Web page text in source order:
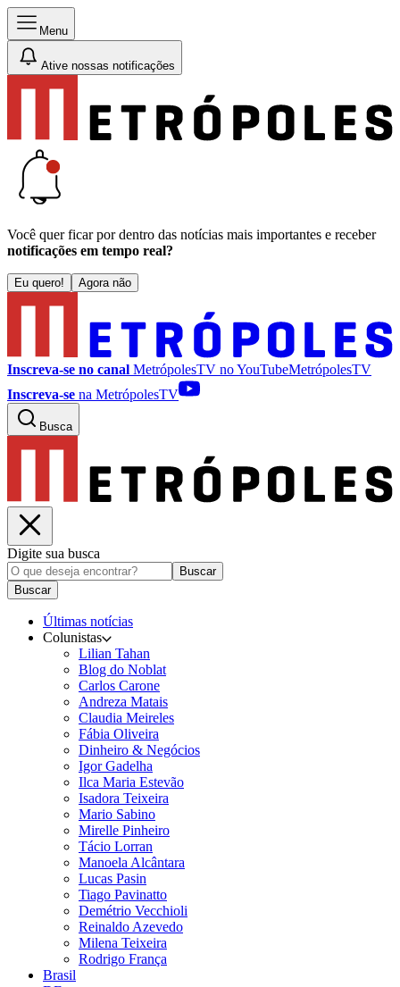
Menu
Ative nossas notificações
Você quer ficar por dentro das notícias mais importantes e receber
notificações em tempo real?
Eu quero! Agora não
Inscreva-se no canal MetrópolesTV noYouTubeMetrópolesTV
Inscreva-se na MetrópolesTV
Busca
Digite sua busca
Buscar
Buscar
Últimas notícias
Colunistas
Lilian Tahan
Blog do Noblat
Carlos Carone
Andreza Matais
Claudia Meireles
Fábia Oliveira
Dinheiro & Negócios
Igor Gadelha
Ilca Maria Estevão
Isadora Teixeira
Mario Sabino
Mirelle Pinheiro
Tácio Lorran
Manoela Alcântara
Lucas Pasin
Tiago Pavinatto
Demétrio Vecchioli
Reinaldo Azevedo
Milena Teixeira
Rodrigo França
Brasil